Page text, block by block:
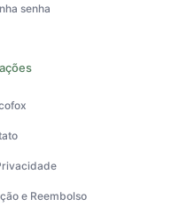
senha
e Reembolso